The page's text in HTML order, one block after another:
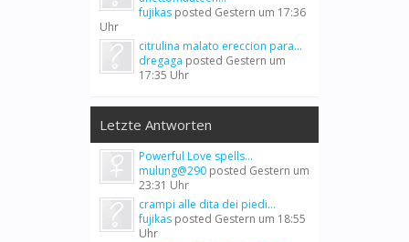
fujikas posted Gestern um 17:36
Uhr
citrulina malato ereccion para...
dregaga posted Gestern um
17:35 Uhr
Letzte Antworten
Powerful Love spells...
mulung@290 posted Gestern um
23:31 Uhr
crampi alle dita dei piedi...
fujikas posted Gestern um 18:55
Uhr